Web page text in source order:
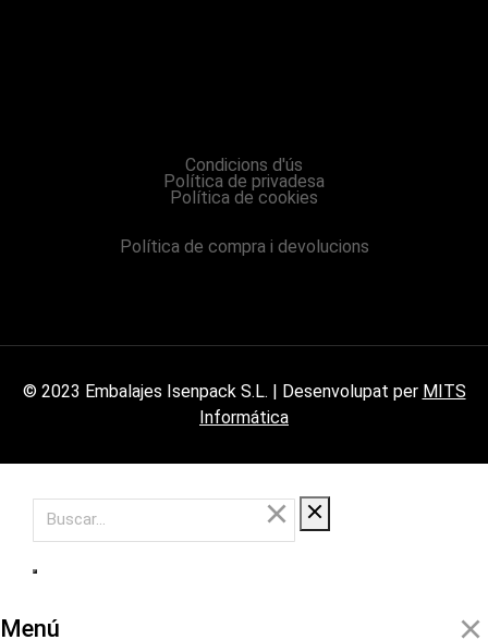
Condicions d'ús
Política de privadesa
Política de cookies
Política de compra i devolucions
© 2023 Embalajes Isenpack S.L. | Desenvolupat per MITS
Informática
Menú